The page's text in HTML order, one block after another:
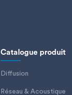
Catalogue produit
Diffusion
Réseau & Acoustique